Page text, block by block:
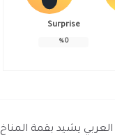
Surprise
0
%
يشيد بقمة المناخ